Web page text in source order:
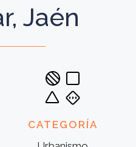
Jaén
CATEGORÍA